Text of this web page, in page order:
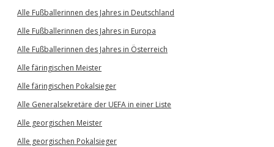
Alle Fußballerinnen des Jahres in Deutschland
Alle Fußballerinnen des Jahres in Europa
Alle Fußballerinnen des Jahres in Österreich
Alle färingischen Meister
Alle färingischen Pokalsieger
Alle Generalsekretäre der UEFA in einer Liste
Alle georgischen Meister
Alle georgischen Pokalsieger